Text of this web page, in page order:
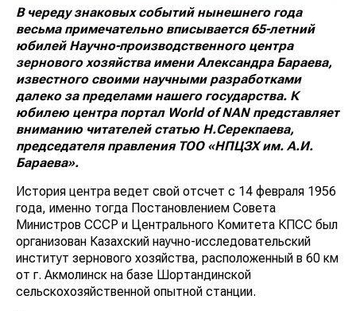
В череду знаковых событий нынешнего года
весьма примечательно вписывается 65-летний
юбилей Научно-производственного центра
зернового хозяйства имени Александра Бараева,
известного своими научными разработками
далеко за пределами нашего государства. К
юбилею центра портал World of NANпредставляет
вниманию читателей статью Н.Серекпаева,
председателя правления ТОО «НПЦЗХ им. А.И.
Бараева».
История центра ведет свой отсчет с 14 февраля 1956
года, именно тогда Постановлением Совета
Министров СССР и Центрального Комитета КПСС был
организован Казахский научно-исследовательский
институт зернового хозяйства, расположенный в 60 км
от г. Акмолинск на базе Шортандинской
сельскохозяйственной опытной станции.